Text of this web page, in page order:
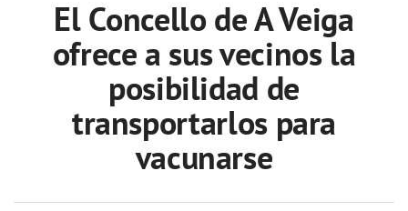
El Concello de A Veiga
ofrece a sus vecinos la
posibilidad de
transportarlos para
vacunarse